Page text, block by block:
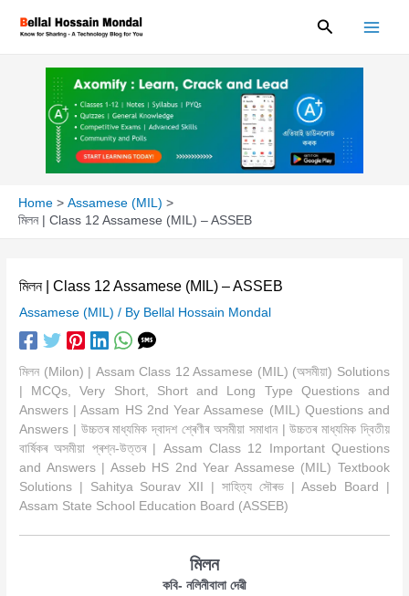
Search
Home
Assamese (MIL)
মিলন | Class 12 Assamese (MIL) – ASSEB
মিলন | Class 12 Assamese (MIL) – ASSEB
Assamese (MIL) / By Bellal Hossain Mondal
মিলন (Milon) | Assam Class 12 Assamese (MIL) (অসমীয়া) Solutions
| MCQs, Very Short, Short and Long Type Questions and
Answers | Assam HS 2nd Year Assamese (MIL) Questions and
Answers | উচ্চতৰ মাধ্যমিক দ্বাদশ শ্ৰেণীৰ অসমীয়া সমাধান | উচ্চতৰ মাধ্যমিক দ্বিতীয়
বাৰ্ষিকৰ অসমীয়া প্ৰশ্ন-উত্তৰ | Assam Class 12 Important Questions
and Answers | Asseb HS 2nd Year Assamese (MIL) Textbook
Solutions | Sahitya Sourav XII | সাহিত্য সৌৰভ | Asseb Board |
Assam State School Education Board (ASSEB)
মিলন
কবি- নলিনীবালা দেৱী